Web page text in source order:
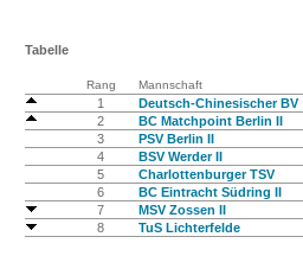
Tabelle
Rang Mannschaft
1
Deutsch-Chinesischer BV
2
BC Matchpoint Berlin II
3
PSV Berlin II
4
BSV Werder II
5
Charlottenburger TSV
6
BC Eintracht Südring II
7
MSV Zossen II
8
TuS Lichterfelde